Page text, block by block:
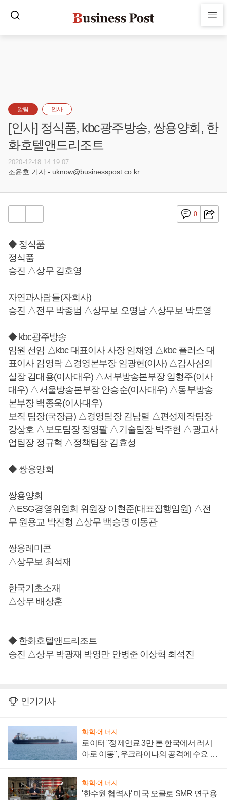
알림 인사
[인사] 정식품, kbc광주방송, 쌍용양회, 한
화호텔앤드리조트
2020-12-18 14:19:07
조윤호 기자 - uknow@businesspost.co.kr
0
◆ 정식품
정식품
승진 △상무 김호영
자연과사람들(자회사)
승진 △전무 박종범 △상무보 오영남 △상무보 박도영
◆ kbc광주방송
임원 선임 △kbc 대표이사 사장 임채영 △kbc 플러스 대
표이사 김영락 △경영본부장 임광현(이사) △감사심의
실장 김대용(이사대우) △서부방송본부장 임형주(이사
대우) △서울방송본부장 안승순(이사대우) △동부방송
본부장 백종욱(이사대우)
보직 팀장(국장급) △경영팀장 김남렬 △편성제작팀장
강상호 △보도팀장 정영팔 △기술팀장 박주현 △광고사
업팀장 정규혁 △정책팀장 김효성
◆ 쌍용양회
쌍용양회
△ESG경영위원회 위원장 이현준(대표집행임원) △전
무 원용교 박진형 △상무 백승명 이동관
쌍용레미콘
△상무보 최석재
한국기초소재
△상무 배상훈
◆ 한화호텔앤드리조트
승진 △상무 박광재 박영만 안병준 이상혁 최석진
인기기사
화학·에너지
로이터 "정제연료 3만 톤 한국에서 러시
아로 이동", 우크라이나의 공격에 수요 늘
화학·에너지
'한수원 협력사' 미국 오클로 SMR 연구용